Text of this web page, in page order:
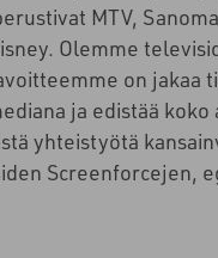
MTV,
Olemme
on jakaa
ja edistää koko
yhteistyötä
Screenforcejen,